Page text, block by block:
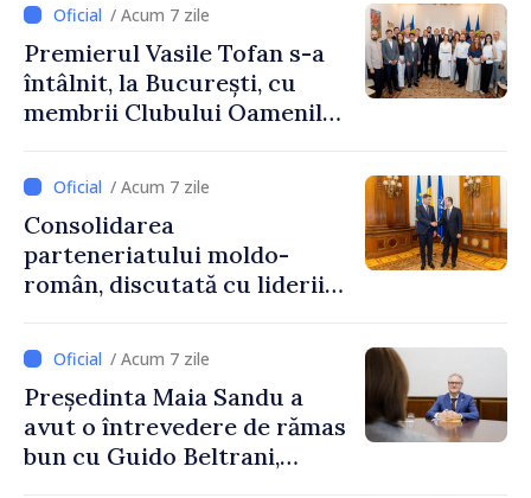
/ Acum 7 zile
Premierul Vasile Tofan s-a
întâlnit, la București, cu
membrii Clubului Oamenilor
/ Acum 7 zile
Consolidarea
parteneriatului moldo-
român, discutată cu liderii
/ Acum 7 zile
Președinta Maia Sandu a
avut o întrevedere de rămas
bun cu Guido Beltrani,